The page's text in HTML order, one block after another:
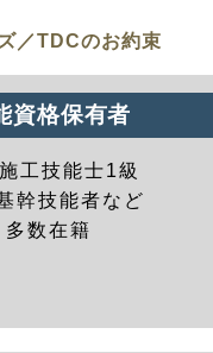
／TDCのお約束
資格保有者
工技能士1級
幹技能者など
多数在籍